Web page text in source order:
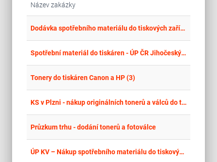
Název zakázky
Dodávka spotřebního materiálu do tiskových zařízení pro Krajskou pobočku ÚP ČR v Plzni
Spotřební materiál do tiskáren - ÚP ČR Jihočeský kraj
Tonery do tiskáren Canon a HP (3)
KS v Plzni - nákup originálních tonerů a válců do tiskáren
Průzkum trhu - dodání tonerů a fotoválce
ÚP KV – Nákup spotřebního materiálu do tiskových zařízení 1/2026